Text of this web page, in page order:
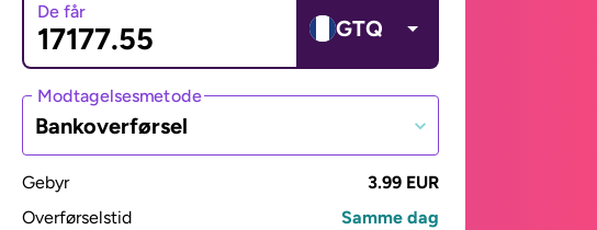
De får
GTQ
Modtagelsesmetode
Bankoverførsel
Gebyr
3.99 EUR
Overførselstid
Samme dag